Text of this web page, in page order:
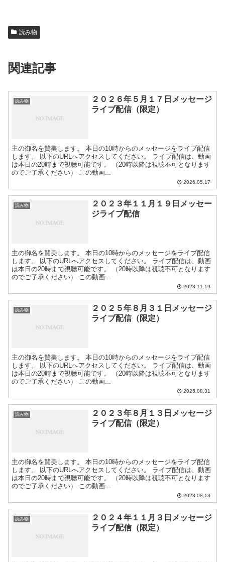
読み物
関連記事
読み物
２０２６年５月１７日メッセージ
ライブ配信（限定）
主の御名を賛美します。 本日の10時からのメッセージをライブ配信
します。 以下のURLへアクセスしてください。 ライブ配信は、動画
は本日の20時まで視聴可能です。 （20時以降は視聴不可となります
のでご了承ください） この動画...
2026.05.17
読み物
２０２３年１１月１９日メッセー
ジライブ配信
主の御名を賛美します。 本日の10時からのメッセージをライブ配信
します。 以下のURLへアクセスしてください。 ライブ配信は、動画
は本日の20時まで視聴可能です。 （20時以降は視聴不可となります
のでご了承ください） この動画...
2023.11.19
読み物
２０２５年８月３１日メッセージ
ライブ配信（限定）
主の御名を賛美します。 本日の10時からのメッセージをライブ配信
します。 以下のURLへアクセスしてください。 ライブ配信は、動画
は本日の20時まで視聴可能です。 （20時以降は視聴不可となります
のでご了承ください） この動画...
2025.08.31
読み物
２０２３年８月１３日メッセージ
ライブ配信（限定）
主の御名を賛美します。 本日の10時からのメッセージをライブ配信
します。 以下のURLへアクセスしてください。 ライブ配信は、動画
は本日の20時まで視聴可能です。 （20時以降は視聴不可となります
のでご了承ください） この動画...
2023.08.13
読み物
２０２４年１１月３日メッセージ
ライブ配信（限定）